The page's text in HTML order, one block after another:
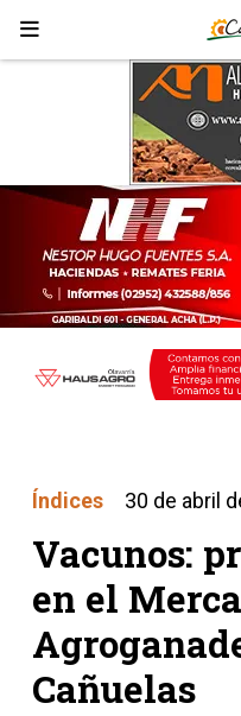
Vacunos:
en el
Cañuelas
Índices 30 de abril